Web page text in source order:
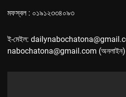
মফস্বল : ০১৯১২৩৩৪০৯৩
ই-মেইল:
nabochatona@gmail.com (অনলাইন)